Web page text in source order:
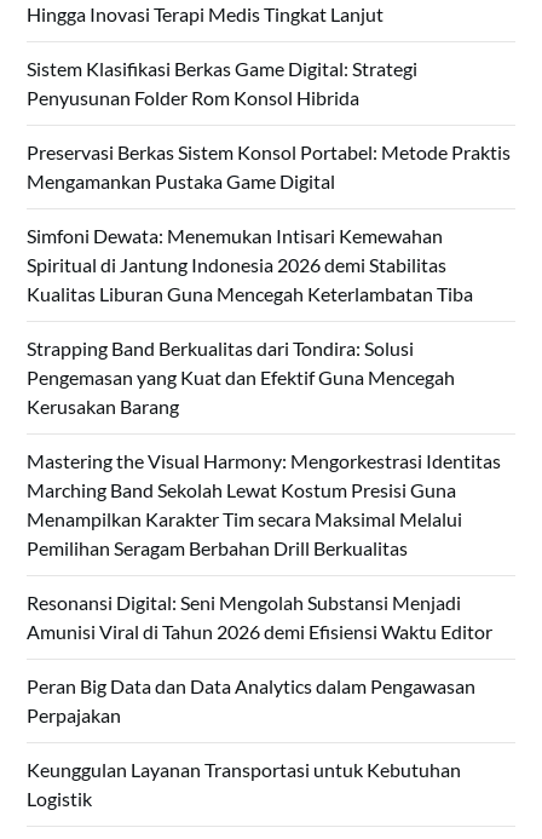
Hingga Inovasi Terapi Medis Tingkat Lanjut
Sistem Klasifikasi Berkas Game Digital: Strategi
Penyusunan Folder Rom Konsol Hibrida
Preservasi Berkas Sistem Konsol Portabel: Metode Praktis
Mengamankan Pustaka Game Digital
Simfoni Dewata: Menemukan Intisari Kemewahan
Spiritual di Jantung Indonesia 2026 demi Stabilitas
Kualitas Liburan Guna Mencegah Keterlambatan Tiba
Strapping Band Berkualitas dari Tondira: Solusi
Pengemasan yang Kuat dan Efektif Guna Mencegah
Kerusakan Barang
Mastering the Visual Harmony: Mengorkestrasi Identitas
Marching Band Sekolah Lewat Kostum Presisi Guna
Menampilkan Karakter Tim secara Maksimal Melalui
Pemilihan Seragam Berbahan Drill Berkualitas
Resonansi Digital: Seni Mengolah Substansi Menjadi
Amunisi Viral di Tahun 2026 demi Efisiensi Waktu Editor
Peran Big Data dan Data Analytics dalam Pengawasan
Perpajakan
Keunggulan Layanan Transportasi untuk Kebutuhan
Logistik